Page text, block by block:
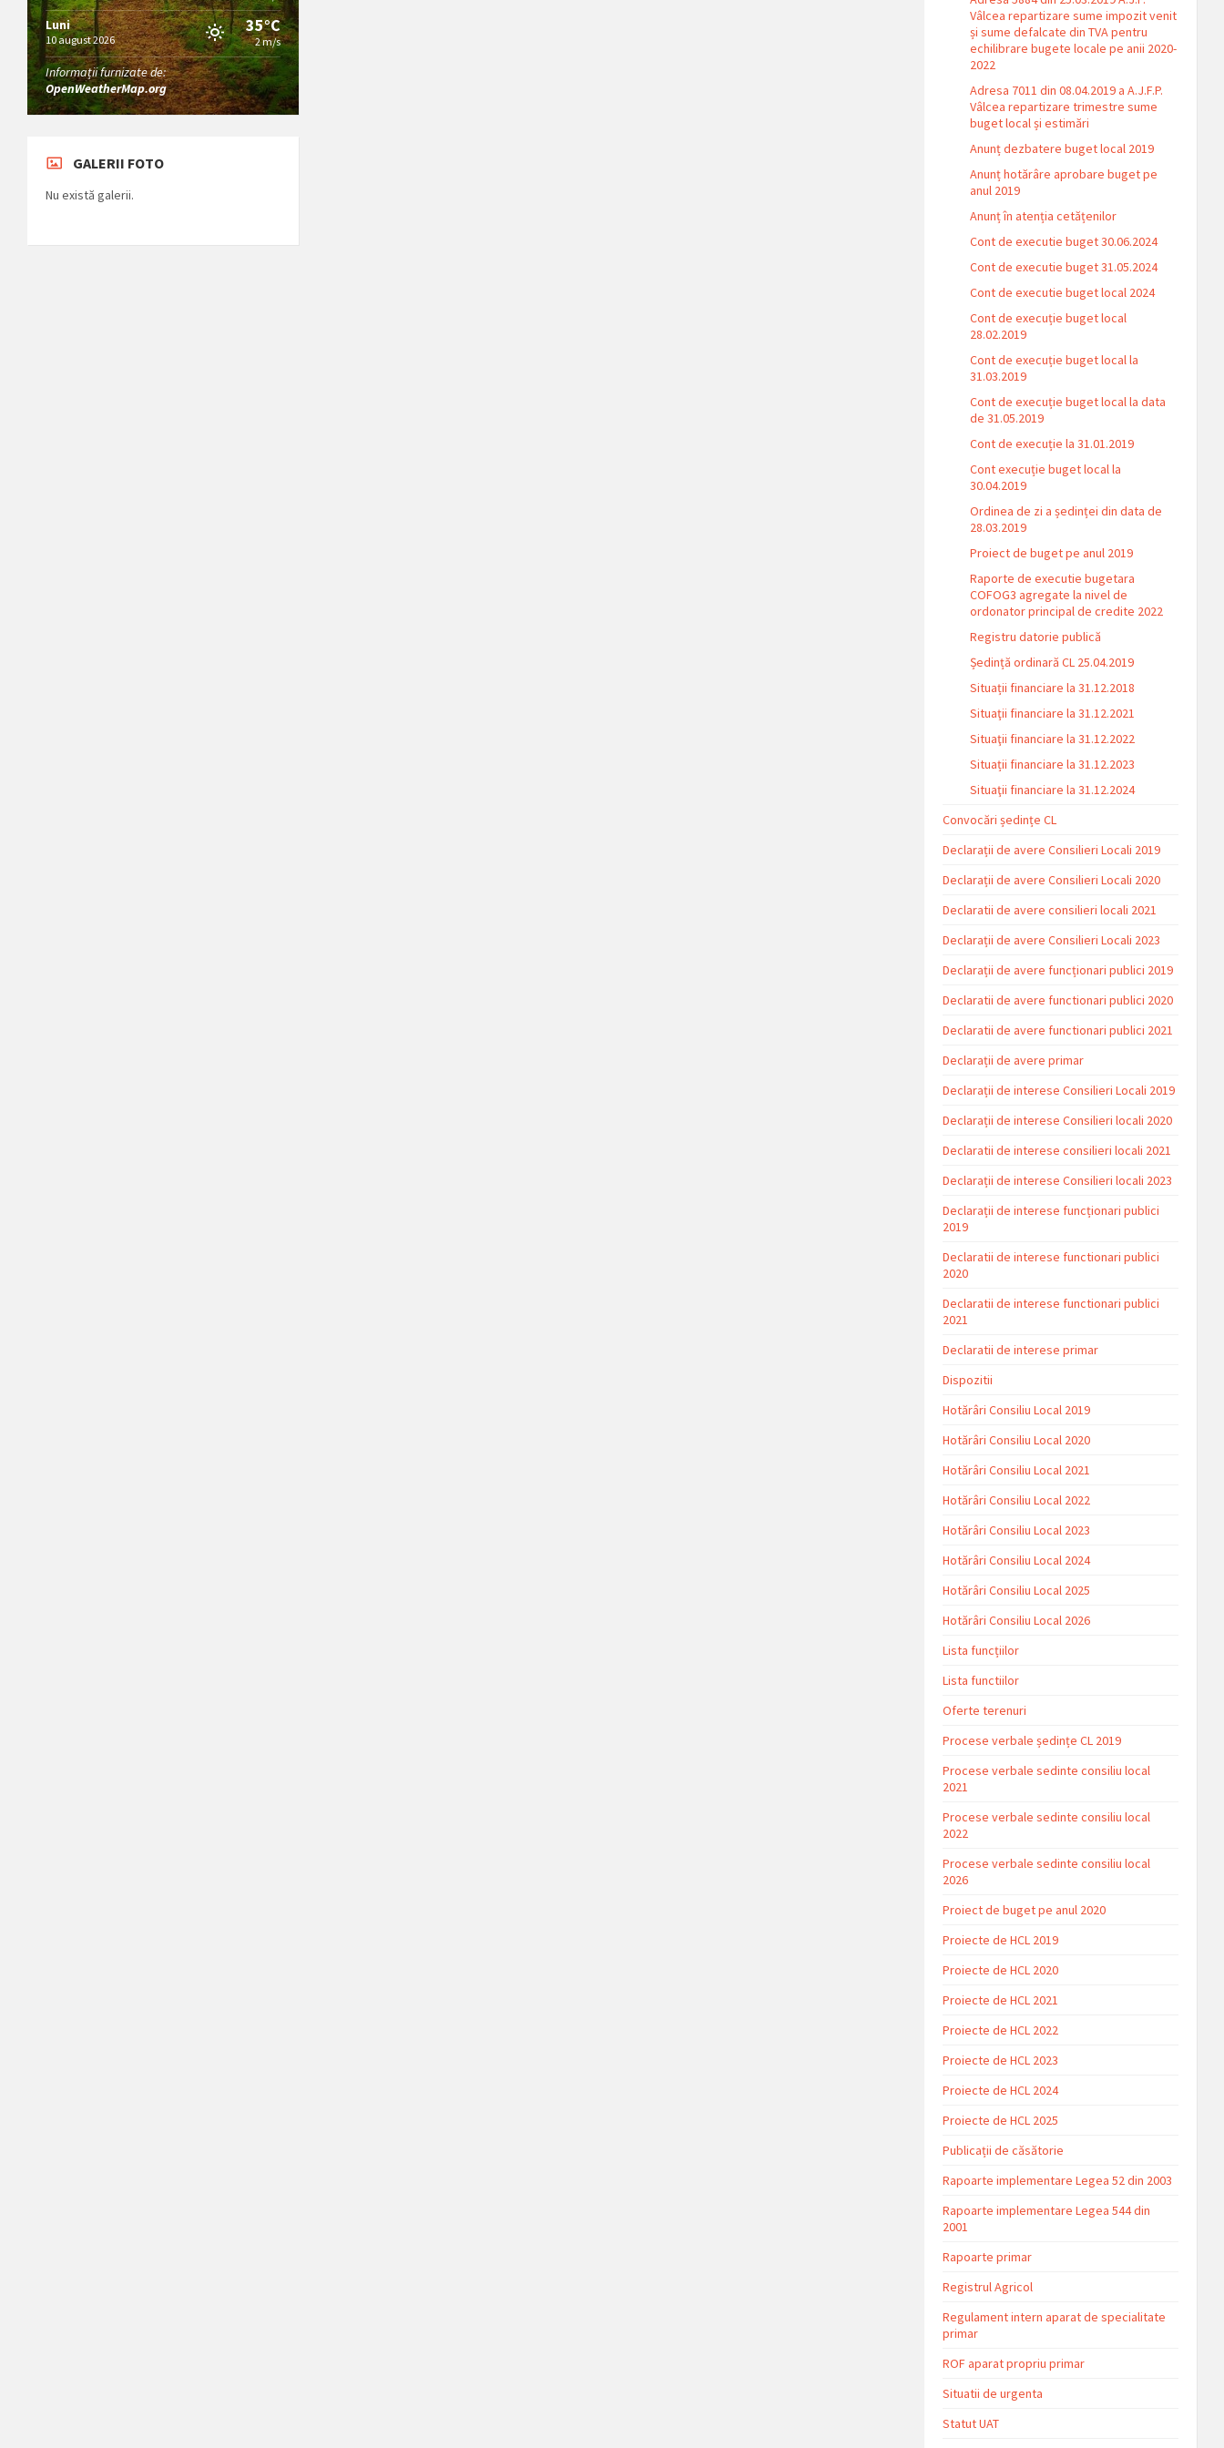
Luni
10 august 2026
35°C
2 m/s
Informații furnizate de:
OpenWeatherMap.org
GALERII FOTO
Nu există galerii.
Vâlcea repartizare sume impozit venit
și sume defalcate din TVA pentru
echilibrare bugete locale pe anii 2020-
2022
Adresa 7011 din 08.04.2019 a A.J.F.P.
Vâlcea repartizare trimestre sume
buget local și estimări
Anunț dezbatere buget local 2019
Anunț hotărâre aprobare buget pe
anul 2019
Anunț în atenția cetățenilor
Cont de executie buget 30.06.2024
Cont de executie buget 31.05.2024
Cont de executie buget local 2024
Cont de execuție buget local
28.02.2019
Cont de execuție buget local la
31.03.2019
Cont de execuție buget local la data
de 31.05.2019
Cont de execuție la 31.01.2019
Cont execuție buget local la
30.04.2019
Ordinea de zi a ședinței din data de
28.03.2019
Proiect de buget pe anul 2019
Raporte de executie bugetara
COFOG3 agregate la nivel de
ordonator principal de credite 2022
Registru datorie publică
Ședință ordinară CL 25.04.2019
Situații financiare la 31.12.2018
Situaţii financiare la 31.12.2021
Situaţii financiare la 31.12.2022
Situații financiare la 31.12.2023
Situaţii financiare la 31.12.2024
Convocări ședințe CL
Declarații de avere Consilieri Locali 2019
Declarații de avere Consilieri Locali 2020
Declaratii de avere consilieri locali 2021
Declarații de avere Consilieri Locali 2023
Declarații de avere funcționari publici 2019
Declaratii de avere functionari publici 2020
Declaratii de avere functionari publici 2021
Declarații de avere primar
Declarații de interese Consilieri Locali 2019
Declarații de interese Consilieri locali 2020
Declaratii de interese consilieri locali 2021
Declarații de interese Consilieri locali 2023
Declarații de interese funcționari publici
2019
Declaratii de interese functionari publici
2020
Declaratii de interese functionari publici
2021
Declaratii de interese primar
Dispozitii
Hotărâri Consiliu Local 2019
Hotărâri Consiliu Local 2020
Hotărâri Consiliu Local 2021
Hotărâri Consiliu Local 2022
Hotărâri Consiliu Local 2023
Hotărâri Consiliu Local 2024
Hotărâri Consiliu Local 2025
Hotărâri Consiliu Local 2026
Lista funcțiilor
Lista functiilor
Oferte terenuri
Procese verbale ședințe CL 2019
Procese verbale sedinte consiliu local
2021
Procese verbale sedinte consiliu local
2022
Procese verbale sedinte consiliu local
2026
Proiect de buget pe anul 2020
Proiecte de HCL 2019
Proiecte de HCL 2020
Proiecte de HCL 2021
Proiecte de HCL 2022
Proiecte de HCL 2023
Proiecte de HCL 2024
Proiecte de HCL 2025
Publicații de căsătorie
Rapoarte implementare Legea 52 din 2003
Rapoarte implementare Legea 544 din
2001
Rapoarte primar
Registrul Agricol
Regulament intern aparat de specialitate
primar
ROF aparat propriu primar
Situatii de urgenta
Statut UAT